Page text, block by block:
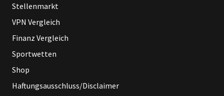
Stellenmarkt
VPN Vergleich
Finanz Vergleich
Sportwetten
Shop
Haftungsausschluss/Disclaimer